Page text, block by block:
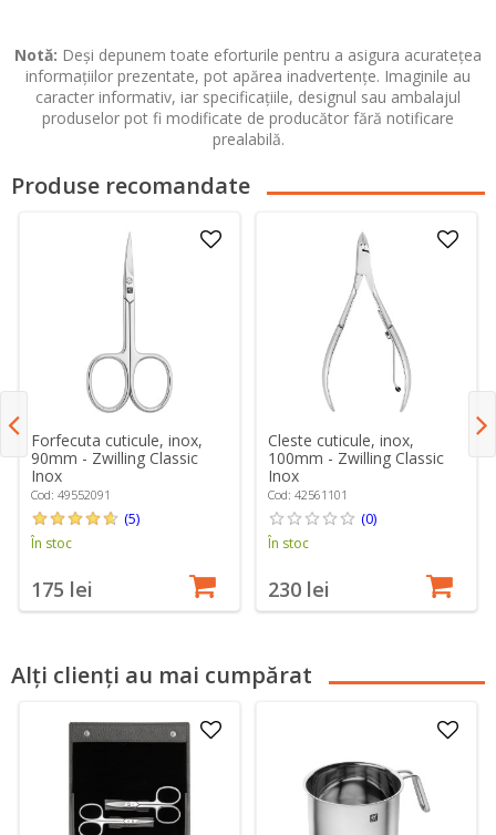
Notă: Deși depunem toate eforturile pentru a asigura acuratețea
informațiilor prezentate, pot apărea inadvertențe. Imaginile au
caracter informativ, iar specificațiile, designul sau ambalajul
produselor pot fi modificate de producător fără notificare
prealabilă.
Produse recomandate
Forfecuta cuticule, inox,
90mm - Zwilling Classic
Inox
Cod: 49552091
(5)
În stoc
175 lei
Cleste cuticule, inox,
100mm - Zwilling Classic
Inox
Cod: 42561101
(0)
În stoc
230 lei
Alți clienți au mai cumpărat